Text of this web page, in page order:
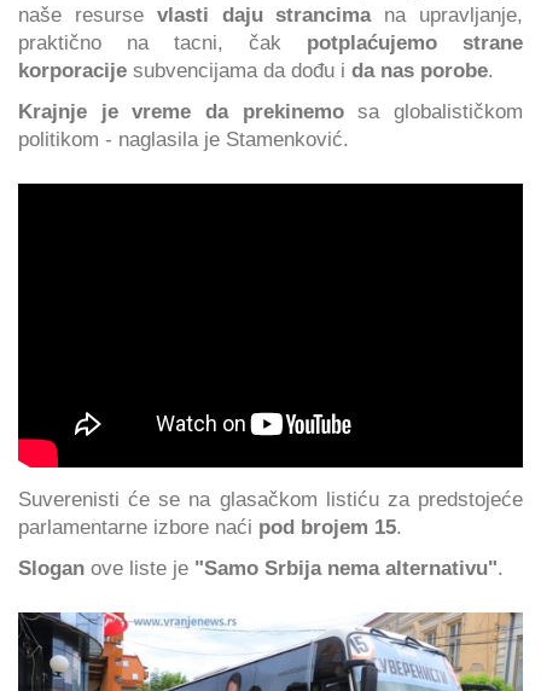
naše resurse vlasti daju strancimana upravljanje,
praktično na tacni, čak potplaćujemo strane
korporacije subvencijama da dođu i da nas porobe.
Krajnje je vreme da prekinemosa globalističkom
politikom - naglasila je Stamenković.
Suverenisti će se na glasačkom listiću za predstojeće
parlamentarne izbore naći pod brojem 15.
Slogan ove liste je "Samo Srbija nema alternativu".